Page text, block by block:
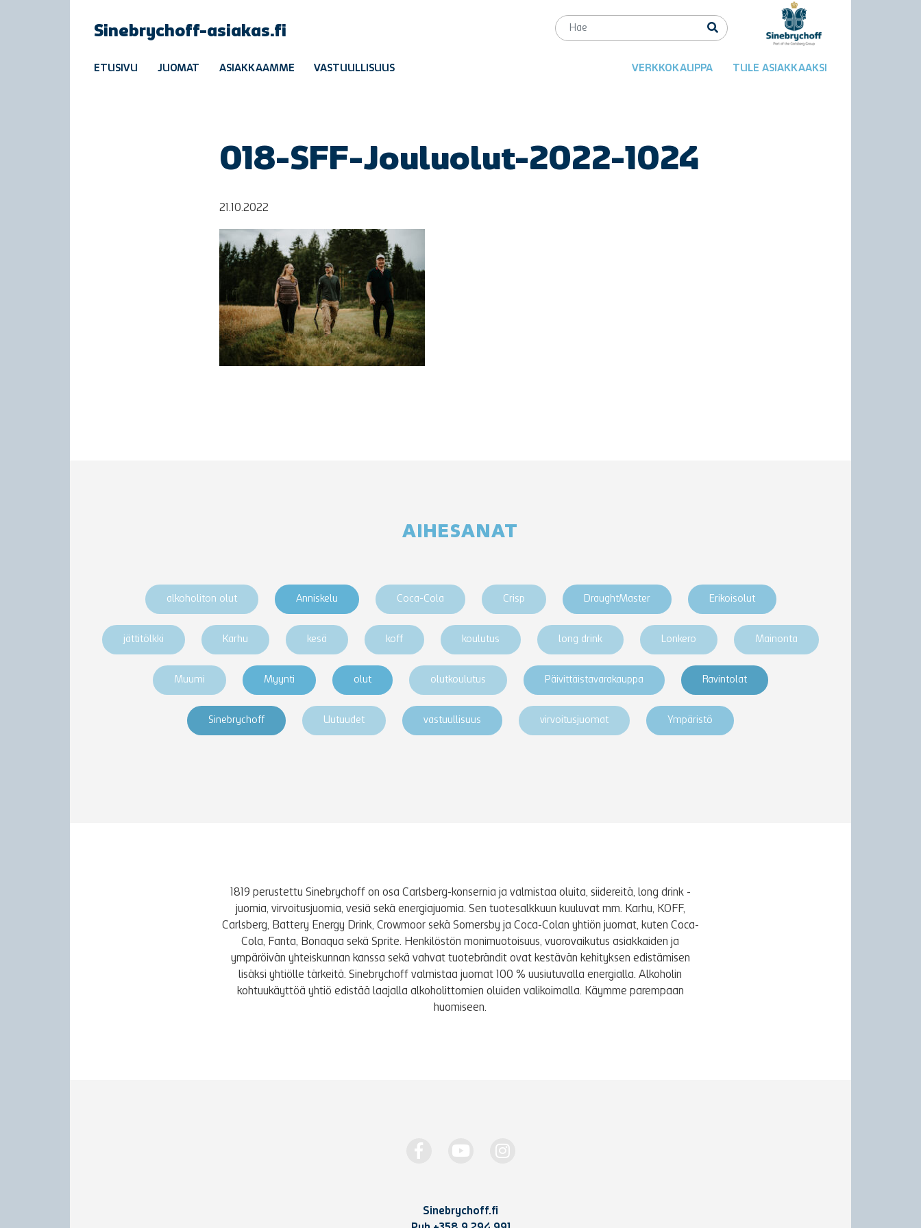
Sinebrychoff-asiakas.fi
ETUSIVU JUOMAT ASIAKKAAMME VASTUULLISUUS VERKKOKAUPPA TULE ASIAKKAAKSI
018-SFF-Jouluolut-2022-1024
21.10.2022
AIHESANAT
alkoholiton olut Anniskelu Coca-Cola Crisp DraughtMaster Erikoisolut
jättitölkki Karhu kesä koff koulutus long drink Lonkero Mainonta
Muumi Myynti olut olutkoulutus Päivittäistavarakauppa Ravintolat
Sinebrychoff Uutuudet vastuullisuus virvoitusjuomat Ympäristö
1819 perustettu Sinebrychoff on osa Carlsberg-konsernia ja valmistaa oluita, siidereitä, long drink -
juomia, virvoitusjuomia, vesiä sekä energiajuomia. Sen tuotesalkkuun kuuluvat mm. Karhu, KOFF,
Carlsberg, Battery Energy Drink, Crowmoor sekä Somersby ja Coca-Colan yhtiön juomat, kuten Coca-
Cola, Fanta, Bonaqua sekä Sprite. Henkilöstön monimuotoisuus, vuorovaikutus asiakkaiden ja
ympäröivän yhteiskunnan kanssa sekä vahvat tuotebrändit ovat kestävän kehityksen edistämisen
lisäksi yhtiölle tärkeitä. Sinebrychoff valmistaa juomat 100 % uusiutuvalla energialla. Alkoholin
kohtuukäyttöä yhtiö edistää laajalla alkoholittomien oluiden valikoimalla. Käymme parempaan
huomiseen.
Sinebrychoff.fi